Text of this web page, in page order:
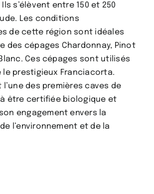
s’élèvent entre 150 et 250
Les conditions
de cette région sont idéales
des cépages Chardonnay, Pinot
Ces cépages sont utilisés
le prestigieux Franciacorta.
des premières caves de
être certifiée biologique et
engagement envers la
l’environnement et de la